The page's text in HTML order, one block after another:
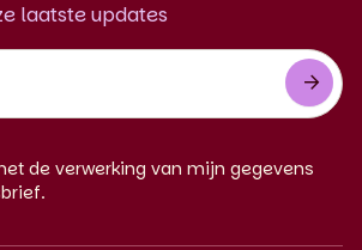
laatste updates
de verwerking van mijn gegevens